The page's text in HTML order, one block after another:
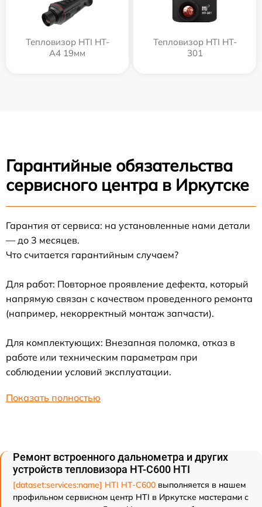
Тепловизор HTI HT-
A4 19мм
Тепловизор HTI HT-
301
Гарантийные обязательства
сервисного центра в Иркутске
Гарантия от сервиса: на установленные нами детали
— до 3 месяцев.
Что считается гарантийным случаем?
Для работ: Повторное проявление дефекта, который
напрямую связан с качеством проведенного ремонта
(например, некорректный монтаж запчасти).
Для комплектующих: Внезапная поломка, отказ в
работе или техническим параметрам при
соблюдении условий эксплуатации.
Показать полностью
Ремонт встроенного дальнометра и других
устройств тепловизора HT-C600 HTI
[dataset:services:name] HTI HT-C600 выполняется в нашем
профильном сервисном центр HTI в Иркутске мастерами с